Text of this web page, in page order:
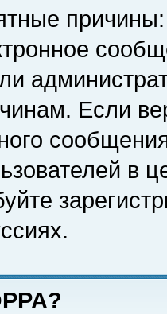
Если
в